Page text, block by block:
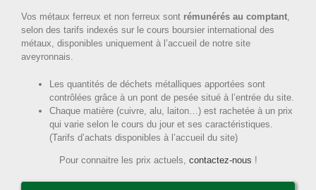
Vos métaux ferreux et non ferreux sontrémunérés au comptant,
selon des tarifs indexés sur le cours boursier international des
métaux, disponibles uniquement à l’accueil de notre site
aveyronnais.
Les quantités de déchets métalliques apportées sont
contrôlées grâce à un pont de pesée situé à l’entrée du site.
Chaque matière (cuivre, alu, laiton…) est rachetée à un prix
qui varie selon le cours du jour et ses caractéristiques.
(Tarifs d’achats disponibles à l’accueil du site)
Pour connaitre les prix actuels, contactez-nous !